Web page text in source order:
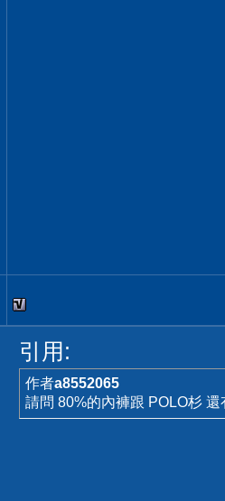
引用:
作者a8552065
請問 80%的內褲跟 POLO杉